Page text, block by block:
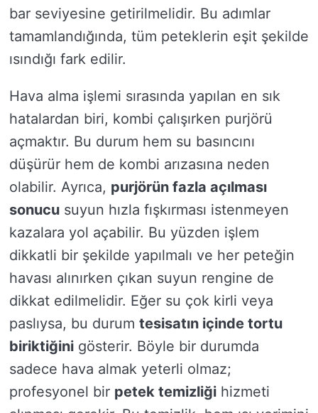
bar seviyesine getirilmelidir. Bu adımlar
tamamlandığında, tüm peteklerin eşit şekilde
ısındığı fark edilir.
Hava alma işlemi sırasında yapılan en sık
hatalardan biri, kombi çalışırken purjörü
açmaktır. Bu durum hem su basıncını
düşürür hem de kombi arızasına neden
olabilir. Ayrıca, purjörün fazla açılması
sonucu suyun hızla fışkırması istenmeyen
kazalara yol açabilir. Bu yüzden işlem
dikkatli bir şekilde yapılmalı ve her peteğin
havası alınırken çıkan suyun rengine de
dikkat edilmelidir. Eğer su çok kirli veya
paslıysa, bu durum tesisatın içinde tortu
biriktiğini gösterir. Böyle bir durumda
sadece hava almak yeterli olmaz;
profesyonel bir petek temizliği hizmeti